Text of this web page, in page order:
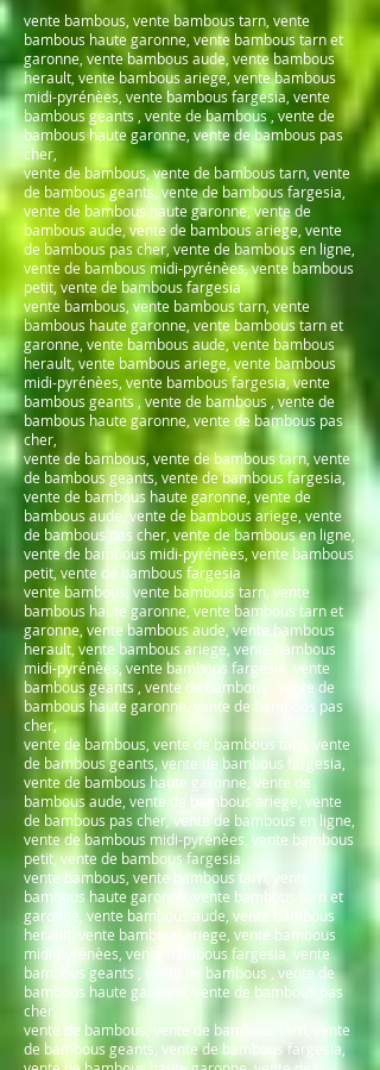
vente bambous, vente bambous tarn, vente
bambous haute garonne, vente bambous tarn et
garonne, vente bambous aude, vente bambous
herault, vente bambous ariege, vente bambous
midi-pyrénèes, vente bambous fargesia, vente
bambous geants , vente de bambous , vente de
bambous haute garonne, vente de bambous pas
cher,
vente de bambous, vente de bambous tarn, vente
de bambous geants, vente de bambous fargesia,
vente de bambous haute garonne, vente de
bambous aude, vente de bambous ariege, vente
de bambous pas cher, vente de bambous en ligne,
vente de bambous midi-pyrénèes, vente bambous
petit, vente de bambous fargesia
vente bambous, vente bambous tarn, vente
bambous haute garonne, vente bambous tarn et
garonne, vente bambous aude, vente bambous
herault, vente bambous ariege, vente bambous
midi-pyrénèes, vente bambous fargesia, vente
bambous geants , vente de bambous , vente de
bambous haute garonne, vente de bambous pas
cher,
vente de bambous, vente de bambous tarn, vente
de bambous geants, vente de bambous fargesia,
vente de bambous haute garonne, vente de
bambous aude, vente de bambous ariege, vente
de bambous pas cher, vente de bambous en ligne,
vente de bambous midi-pyrénèes, vente bambous
petit, vente de bambous fargesia
vente bambous, vente bambous tarn, vente
bambous haute garonne, vente bambous tarn et
garonne, vente bambous aude, vente bambous
herault, vente bambous ariege, vente bambous
midi-pyrénèes, vente bambous fargesia, vente
bambous geants , vente de bambous , vente de
bambous haute garonne, vente de bambous pas
cher,
vente de bambous, vente de bambous tarn, vente
de bambous geants, vente de bambous fargesia,
vente de bambous haute garonne, vente de
bambous aude, vente de bambous ariege, vente
de bambous pas cher, vente de bambous en ligne,
vente de bambous midi-pyrénèes, vente bambous
petit, vente de bambous fargesia
vente bambous, vente bambous tarn, vente
bambous haute garonne, vente bambous tarn et
garonne, vente bambous aude, vente bambous
herault, vente bambous ariege, vente bambous
midi-pyrénèes, vente bambous fargesia, vente
bambous geants , vente de bambous , vente de
bambous haute garonne, vente de bambous pas
cher,
vente de bambous, vente de bambous tarn, vente
de bambous geants, vente de bambous fargesia,